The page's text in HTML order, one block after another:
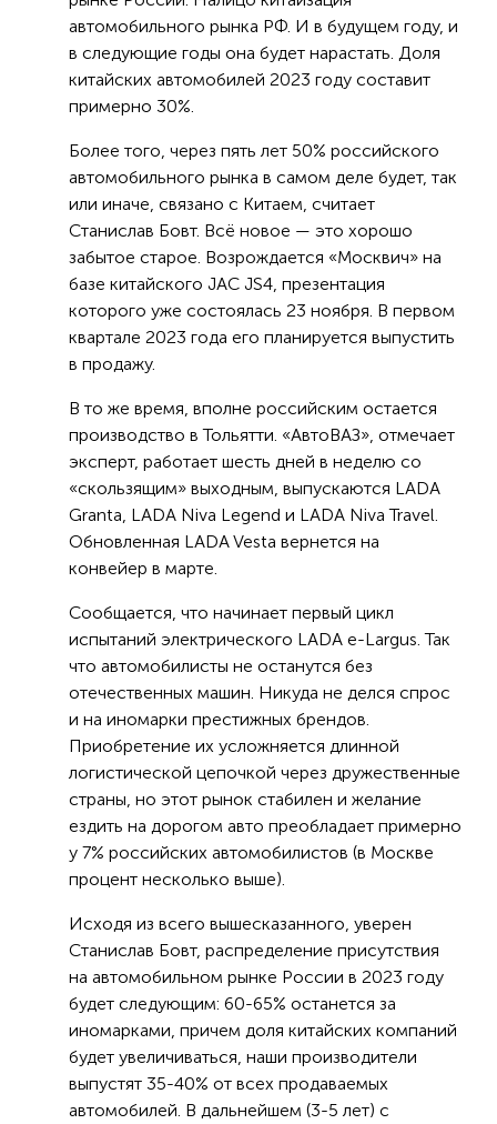
автомобильного рынка РФ. И в будущем году, и
в следующие годы она будет нарастать. Доля
китайских автомобилей 2023 году составит
примерно 30%.
Более того, через пять лет 50% российского
автомобильного рынка в самом деле будет, так
или иначе, связано с Китаем, считает
Станислав Бовт. Всё новое — это хорошо
забытое старое. Возрождается «Москвич» на
базе китайского JAC JS4, презентация
которого уже состоялась 23 ноября. В первом
квартале 2023 года его планируется выпустить
в продажу.
В то же время, вполне российским остается
производство в Тольятти. «АвтоВАЗ», отмечает
эксперт, работает шесть дней в неделю со
«скользящим» выходным, выпускаются LADA
Granta, LADA Niva Legend и LADA Niva Travel.
Обновленная LADA Vesta вернется на
конвейер в марте.
Сообщается, что начинает первый цикл
испытаний электрического LADA e-Largus. Так
что автомобилисты не останутся без
отечественных машин. Никуда не делся спрос
и на иномарки престижных брендов.
Приобретение их усложняется длинной
логистической цепочкой через дружественные
страны, но этот рынок стабилен и желание
ездить на дорогом авто преобладает примерно
у 7% российских автомобилистов (в Москве
процент несколько выше).
Исходя из всего вышесказанного, уверен
Станислав Бовт, распределение присутствия
на автомобильном рынке России в 2023 году
будет следующим: 60-65% останется за
иномарками, причем доля китайских компаний
будет увеличиваться, наши производители
выпустят 35-40% от всех продаваемых
автомобилей. В дальнейшем (3-5 лет) с